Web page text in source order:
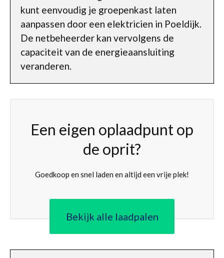
kunt eenvoudig je groepenkast laten
aanpassen door een elektricien in Poeldijk.
De netbeheerder kan vervolgens de
capaciteit van de energieaansluiting
veranderen.
Een eigen oplaadpunt op
de oprit?
Goedkoop en snel laden en altijd een vrije plek!
Bekijk alle laadpalen